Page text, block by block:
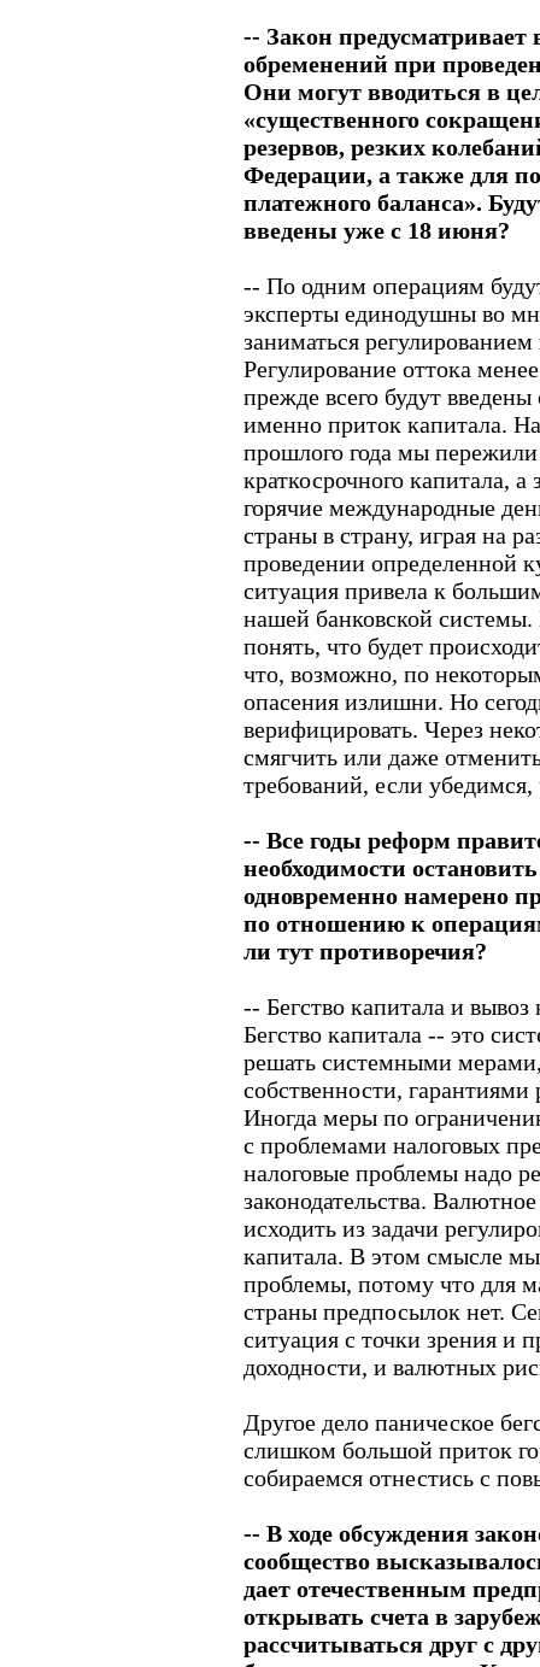
-- Закон предусматривает
обременений при
Они могут вводиться в
«существенного
резервов, резких
Федерации, а также для
платежного баланса».
введены уже с 18 июня?
-- По одним операциям
эксперты единодушны во
заниматься
Регулирование оттока
прежде всего будут
именно приток капитала.
прошлого года мы
краткосрочного капитала, а
горячие международные
страны в страну, играя на
проведении определенной
ситуация привела к
нашей банковской
понять, что будет
что, возможно, по
опасения излишни. Но
верифицировать. Через
смягчить или даже
требований, если
-- Все годы реформ
необходимости
одновременно намерено
по отношению к
ли тут противоречия?
-- Бегство капитала и
Бегство капитала -- это
решать системными
собственности,
Иногда меры по
с проблемами налоговых
налоговые проблемы надо
законодательства.
исходить из задачи
капитала. В этом смысле
проблемы, потому что для
страны предпосылок нет.
ситуация с точки зрения и
доходности, и валютных
Другое дело паническое
слишком большой приток
собираемся отнестись с
-- В ходе обсуждения
сообщество
дает отечественным
открывать счета в
рассчитываться друг с